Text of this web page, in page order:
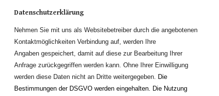
Datenschutzerklärung
Nehmen Sie mit uns als Websitebetreiber durch die angebotenen
Kontaktmöglichkeiten Verbindung auf, werden Ihre
Angaben gespeichert, damit auf diese zur Bearbeitung Ihrer
Anfrage zurückgegriffen werden kann. Ohne Ihrer Einwilligung
werden diese Daten nicht an Dritte weitergegeben. Die
Bestimmungen der DSGVO werden eingehalten. Die Nutzung